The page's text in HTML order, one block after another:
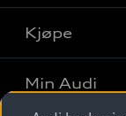
Finn din Audi
Sammenlign
Elbiler
Kjøpe
Kjøpshjelp
Min Audi